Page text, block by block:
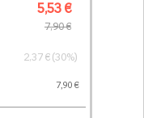
5,53 €
7,90 €
2,37 € (30%)
7,90 €